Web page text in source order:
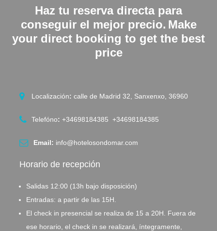
Haz tu reserva directa para
conseguir el mejor precio. Make
your direct booking to get the best
price
Localización: calle de Madrid 32, Sanxenxo, 36960
Telefóno: +34698184385 +34698184385
Email: info@hotelosondomar.com
Horario de recepción
Salidas 12:00 (13h bajo disposición)
Entradas: a partir de las 15H.
El check in presencial se realiza de 15 a 20H. Fuera de
ese horario, el check in se realizará, íntegramente,